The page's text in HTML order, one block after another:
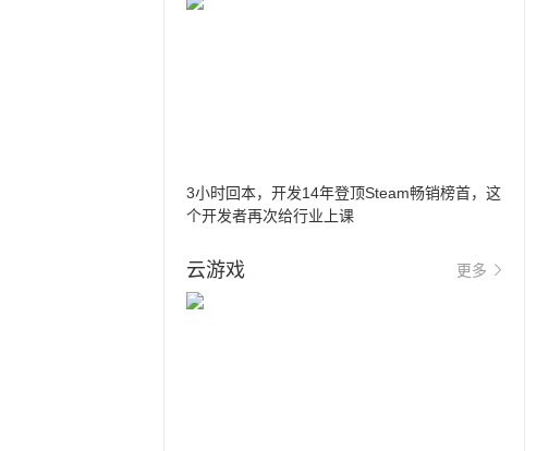
3小时回本，开发14年登顶Steam畅销榜首，这
个开发者再次给行业上课
云游戏 更多